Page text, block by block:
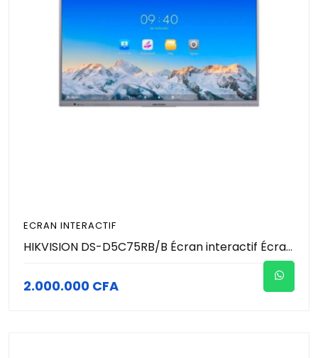
ECRAN INTERACTIF
HIKVISION DS-D5C75RB/B Écran interactif Écran UHD 4K avec une résolution de 3840 × 2160. Conception antireflet et anti-obstruction pour une interaction fluide.
2.000.000 CFA